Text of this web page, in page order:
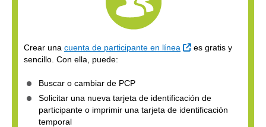
Crear una cuenta de participante en línea Sitio Externo
es gratis y
sencillo. Con ella, puede:
Buscar o cambiar de PCP
Solicitar una nueva tarjeta de identificación de
participante o imprimir una tarjeta de identificación
temporal